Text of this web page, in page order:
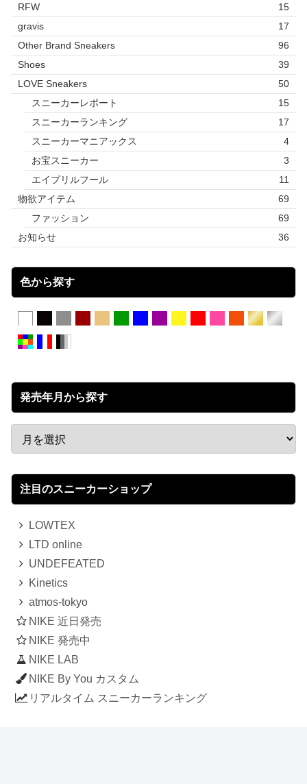
RFW
15
gravis
17
Other Brand Sneakers
96
Shoes
39
LOVE Sneakers
50
スニーカーレポート
15
スニーカーランキング
17
スニーカーマニアックス
4
お宝スニーカー
3
エイプリルフール
11
物欲アイテム
69
ファッション
69
お知らせ
36
色から探す
発売年月から探す
注目のスニーカーショップ
LOWTEX
LTD online
UNDEFEATED
Kinetics
atmos-tokyo
NIKE 近日発売
NIKE 発売中
NIKE LAB
NIKE By You カスタム
リアルタイム スニーカーランキング